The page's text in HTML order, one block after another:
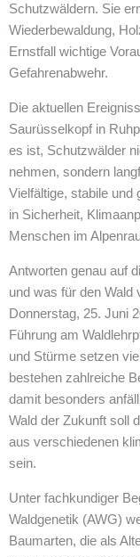
Schutzwäldern. Sie
Wiederbewaldung,
Ernstfall wichtige
Gefahrenabwehr.
Die aktuellen
Saurüsselkopf in
es ist, Schutzwälder
nehmen, sondern
Vielfältige, stabile und
in Sicherheit,
Menschen im
Antworten genau auf
und was für den Wald
Donnerstag, 25. Juni
Führung am
und Stürme setzen
bestehen zahlreiche
damit besonders
Wald der Zukunft soll
aus verschiedenen
sein.
Unter fachkundiger
Waldgenetik (AWG)
Baumarten, die als